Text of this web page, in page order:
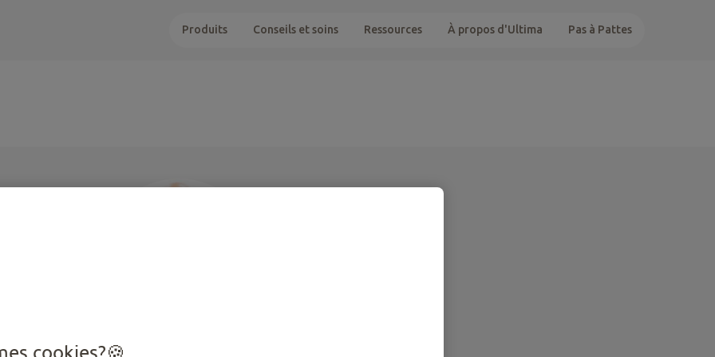
Produits Conseils et soins Ressources À propos d'Ultima Pas à Pattes
cookies?